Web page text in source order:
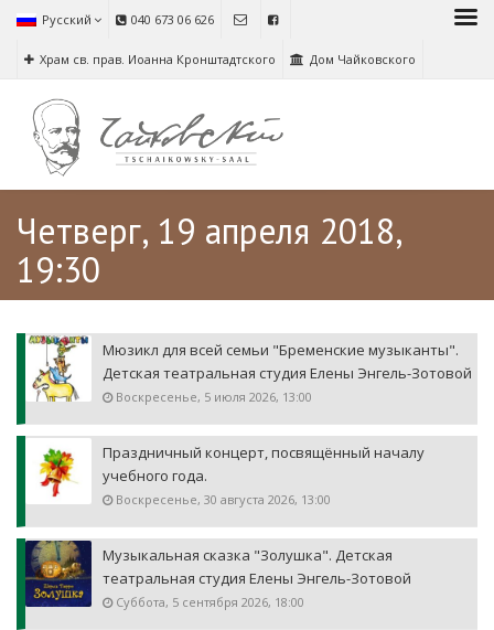
Русский 040 673 06 626
Храм св. прав. Иоанна Кронштадтского Дом Чайковского
Четверг, 19 апреля 2018,
19:30
Мюзикл для всей семьи "Бременские музыканты".
Детская театральная студия Елены Энгель-Зотовой
Воскресенье, 5 июля 2026, 13:00
Праздничный концерт, посвящённый началу
учебного года.
Воскресенье, 30 августа 2026, 13:00
Музыкальная сказка "Золушка". Детская
театральная студия Елены Энгель-Зотовой
Суббота, 5 сентября 2026, 18:00